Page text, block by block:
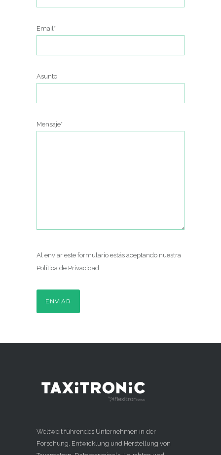
Email*
Asunto
Mensaje*
Al enviar este formulario estás aceptando nuestra
Política de Privacidad
Weltweit führendes Unternehmen in der
Forschung, Entwicklung und Herstellung von